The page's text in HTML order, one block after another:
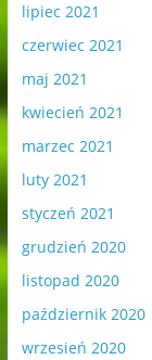
lipiec 2021
czerwiec 2021
maj 2021
kwiecień 2021
marzec 2021
luty 2021
styczeń 2021
grudzień 2020
listopad 2020
październik 2020
wrzesień 2020